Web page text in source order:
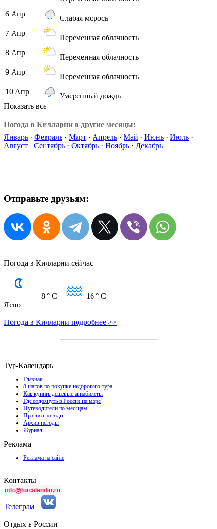
6 Апр
Слабая морось
7 Апр
Переменная облачность
8 Апр
Переменная облачность
9 Апр
Переменная облачность
10 Апр
Умеренный дождь
Показать все
Погода в Килларни в другие месяцы:
Январь · Февраль · Март · Апрель · Май · Июнь · Июль ·
Август · Сентябрь · Октябрь · Ноябрь · Декабрь
Отправьте друзьям:
Погода в Килларни сейчас
+8 ° C 16 ° C
Ясно
Погода в Килларни подробнее >>
Тур-Календарь
Главная
8 шагов по покупке недорогого тура
Как купить дешевые авиабилеты
Где отдохнуть в России на море
Путеводители по месяцам
Прогноз погоды
Архив погоды
Журнал
Реклама
Реклама на сайте
Контакты
Телеграм
Отдых в России